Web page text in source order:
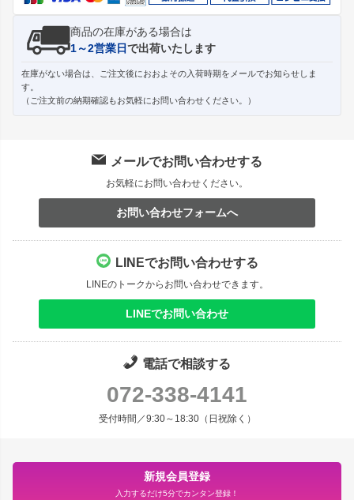
商品の在庫がある場合は
1～2営業日で出荷いたします
在庫がない場合は、ご注文後におおよその入荷時期をメールでお知らせしま
す。
（ご注文前の納期確認もお気軽にお問い合わせください。）
メールでお問い合わせする
お気軽にお問い合わせください。
お問い合わせフォームへ
LINEでお問い合わせする
LINEのトークからお問い合わせできます。
LINEでお問い合わせ
電話で相談する
072-338-4141
受付時間／9:30～18:30（日祝除く）
新規会員登録
入力するだけ5分でカンタン登録！